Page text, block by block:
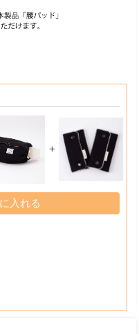
+